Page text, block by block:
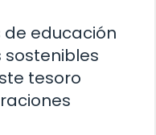
educación
tesoro